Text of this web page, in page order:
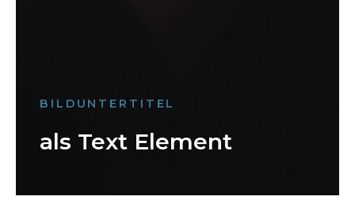
BILDUNTERTITEL
als Text Element